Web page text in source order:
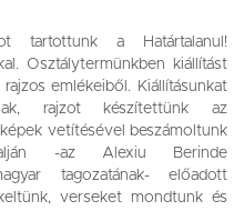
tartottunk a Határtalanul!
Osztálytermünkben kiállítást
emlékeiből. Kiállításunkat
rajzot készítettünk az
vetítésével beszámoltunk
-az Alexiu Berinde
tagozatának- előadott
verseket mondtunk és